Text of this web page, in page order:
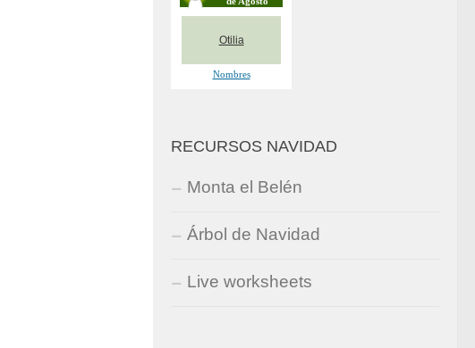
RECURSOS NAVIDAD
Monta el Belén
Árbol de Navidad
Live worksheets